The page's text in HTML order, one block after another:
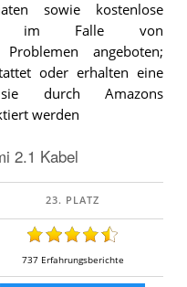
sowie kostenlose
im Falle von
angeboten;
oder erhalten eine
durch Amazons
werden
2.1 Kabel
737 Erfahrungsberichte